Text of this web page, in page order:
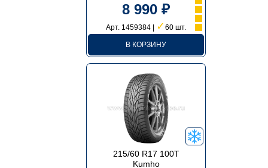
8 990 ₽
Арт. 1459384 | ✓60 шт.
В КОРЗИНУ
215/60 R17 100T
Kumho